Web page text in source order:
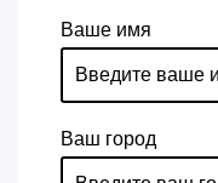
Ваше имя
Ваш город